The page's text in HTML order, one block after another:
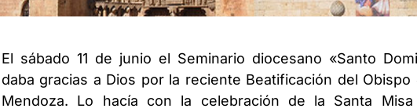
El sábado 11 de junio el Seminario diocesano «Santo
daba gracias a Dios por la reciente Beatificación del
Mendoza. Lo hacía con la celebración de la Santa